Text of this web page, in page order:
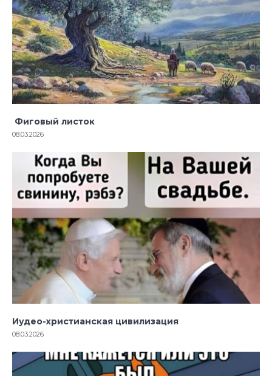
Фиговый листок
08.03.2026
Иудео-христианская цивилизация
08.03.2026